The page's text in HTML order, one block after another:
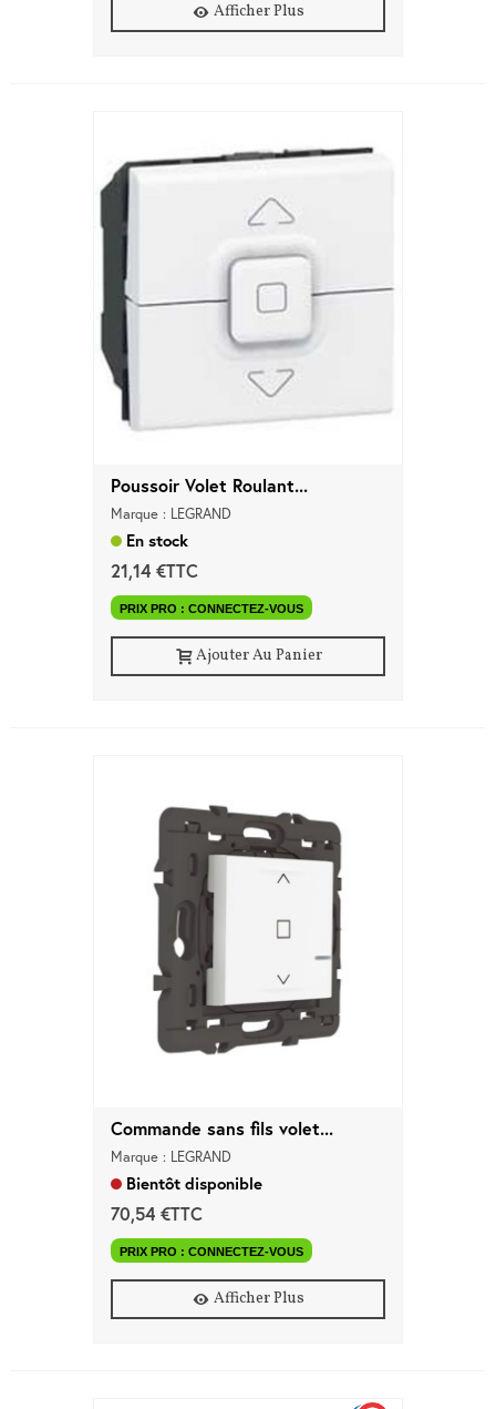
Afficher Plus
Poussoir Volet Roulant...
Marque : LEGRAND
En stock
21,14 €TTC
PRIX PRO : CONNECTEZ-VOUS
Ajouter Au Panier
Commande sans fils volet...
Marque : LEGRAND
Bientôt disponible
70,54 €TTC
PRIX PRO : CONNECTEZ-VOUS
Afficher Plus